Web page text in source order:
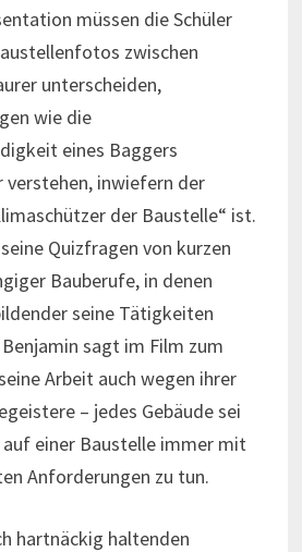
müssen die Schüler
zwischen
unterscheiden,
wie die
eines Baggers
inwiefern der
der Baustelle“ ist.
Quizfragen von kurzen
Bauberufe, in denen
seine Tätigkeiten
sagt im Film zum
Arbeit auch wegen ihrer
– jedes Gebäude sei
auf einer Baustelle immer mit
Anforderungen zu tun.
hartnäckig haltenden